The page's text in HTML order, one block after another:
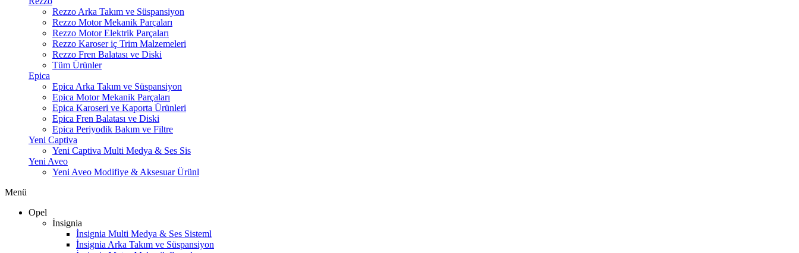
Rezzo Arka Takım ve Süspansiyon
Rezzo Motor Mekanik Parçaları
Rezzo Motor Elektrik Parçaları
Rezzo Karoser iç Trim Malzemeleri
Rezzo Fren Balatası ve Diski
Tüm Ürünler
Epica
Epica Arka Takım ve Süspansiyon
Epica Motor Mekanik Parçaları
Epica Karoseri ve Kaporta Ürünleri
Epica Fren Balatası ve Diski
Epica Periyodik Bakım ve Filtre
Yeni Captiva
Yeni Captiva Multi Medya & Ses Sis
Yeni Aveo
Yeni Aveo Modifiye & Aksesuar Ürünl
Menü
Opel
İnsignia
İnsignia Multi Medya & Ses Sisteml
İnsignia Arka Takım ve Süspansiyon